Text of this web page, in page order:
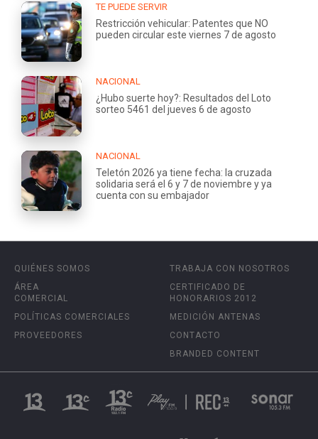
TE PUEDE SERVIR
Restricción vehicular: Patentes que NO
pueden circular este viernes 7 de agosto
NACIONAL
¿Hubo suerte hoy?: Resultados del Loto
sorteo 5461 del jueves 6 de agosto
NACIONAL
Teletón 2026 ya tiene fecha: la cruzada
solidaria será el 6 y 7 de noviembre y ya
cuenta con su embajador
QUIÉNES SOMOS
ÁREA
COMERCIAL
POLÍTICAS COMERCIALES
PROVEEDORES
TRABAJA CON NOSOTROS
CERTIFICADO DE
HONORARIOS 2012
MEDICIÓN ANTENAS
CONTACTO
BRANDED CONTENT